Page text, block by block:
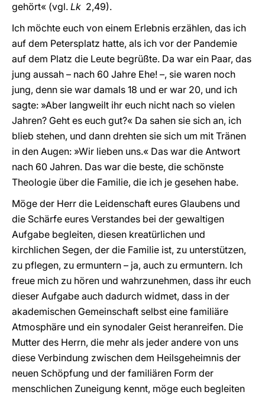
gehört« (vgl. Lk 2,49).
Ich möchte euch von einem Erlebnis erzählen, das ich
auf dem Petersplatz hatte, als ich vor der Pandemie
auf dem Platz die Leute begrüßte. Da war ein Paar, das
jung aussah – nach 60 Jahre Ehe! –, sie waren noch
jung, denn sie war damals 18 und er war 20, und ich
sagte: »Aber langweilt ihr euch nicht nach so vielen
Jahren? Geht es euch gut?« Da sahen sie sich an, ich
blieb stehen, und dann drehten sie sich um mit Tränen
in den Augen: »Wir lieben uns.« Das war die Antwort
nach 60 Jahren. Das war die beste, die schönste
Theologie über die Familie, die ich je gesehen habe.
Möge der Herr die Leidenschaft eures Glaubens und
die Schärfe eures Verstandes bei der gewaltigen
Aufgabe begleiten, diesen kreatürlichen und
kirchlichen Segen, der die Familie ist, zu unterstützen,
zu pflegen, zu ermuntern – ja, auch zu ermuntern. Ich
freue mich zu hören und wahrzunehmen, dass ihr euch
dieser Aufgabe auch dadurch widmet, dass in der
akademischen Gemeinschaft selbst eine familiäre
Atmosphäre und ein synodaler Geist heranreifen. Die
Mutter des Herrn, die mehr als jeder andere von uns
diese Verbindung zwischen dem Heilsgeheimnis der
neuen Schöpfung und der familiären Form der
menschlichen Zuneigung kennt, möge euch begleiten